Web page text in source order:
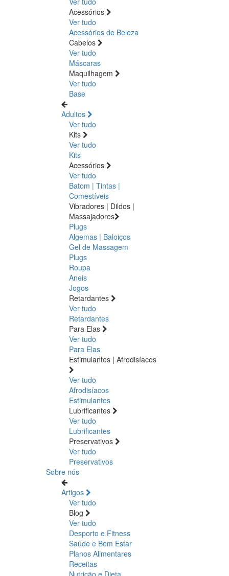
Acessórios
Ver tudo
Acessórios de Beleza
Cabelos
Ver tudo
Máscaras
Maquilhagem
Ver tudo
Base
Adultos
Ver tudo
Kits
Ver tudo
Kits
Acessórios
Ver tudo
Batom | Tintas |
Comestíveis
Vibradores | Dildos |
Massajadores
Plugs
Algemas | Baloiços
Gel de Massagem
Plugs
Roupa
Aneis
Jogos
Retardantes
Ver tudo
Retardantes
Para Elas
Ver tudo
Para Elas
Estimulantes | Afrodisíacos
Ver tudo
Afrodisíacos
Estimulantes
Lubrificantes
Ver tudo
Lubrificantes
Preservativos
Ver tudo
Preservativos
Sobre nós
Artigos
Ver tudo
Blog
Ver tudo
Desporto e Fitness
Saúde e Bem Estar
Planos Alimentares
Receitas
Nutrição e Dieta